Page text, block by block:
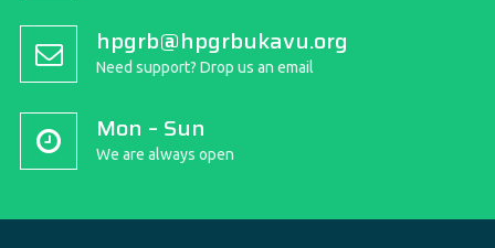
hpgrb@hpgrbukavu.org
Need support? Drop us an email
Mon – Sun
We are always open